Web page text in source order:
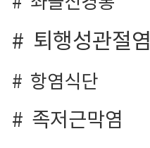
퇴행성관절염
항염식단
족저근막염